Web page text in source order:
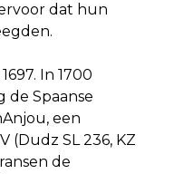
dat hun
In 1700
de Spaanse
een
(Dudz SL 236, KZ
de